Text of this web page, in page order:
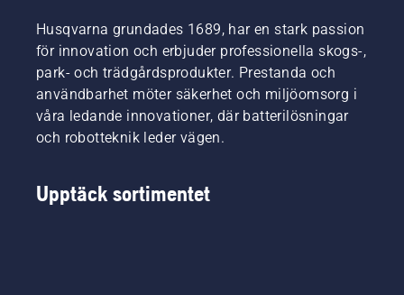
Och de
ställer
otroligt
höga
krav på
sin
utrustning.
visas i
den här
videon.
Husqvarna grundades 1689, har en stark passion
för innovation och erbjuder professionella skogs-,
park- och trädgårdsprodukter. Prestanda och
användbarhet möter säkerhet och miljöomsorg i
våra ledande innovationer, där batterilösningar
och robotteknik leder vägen.
Upptäck sortimentet